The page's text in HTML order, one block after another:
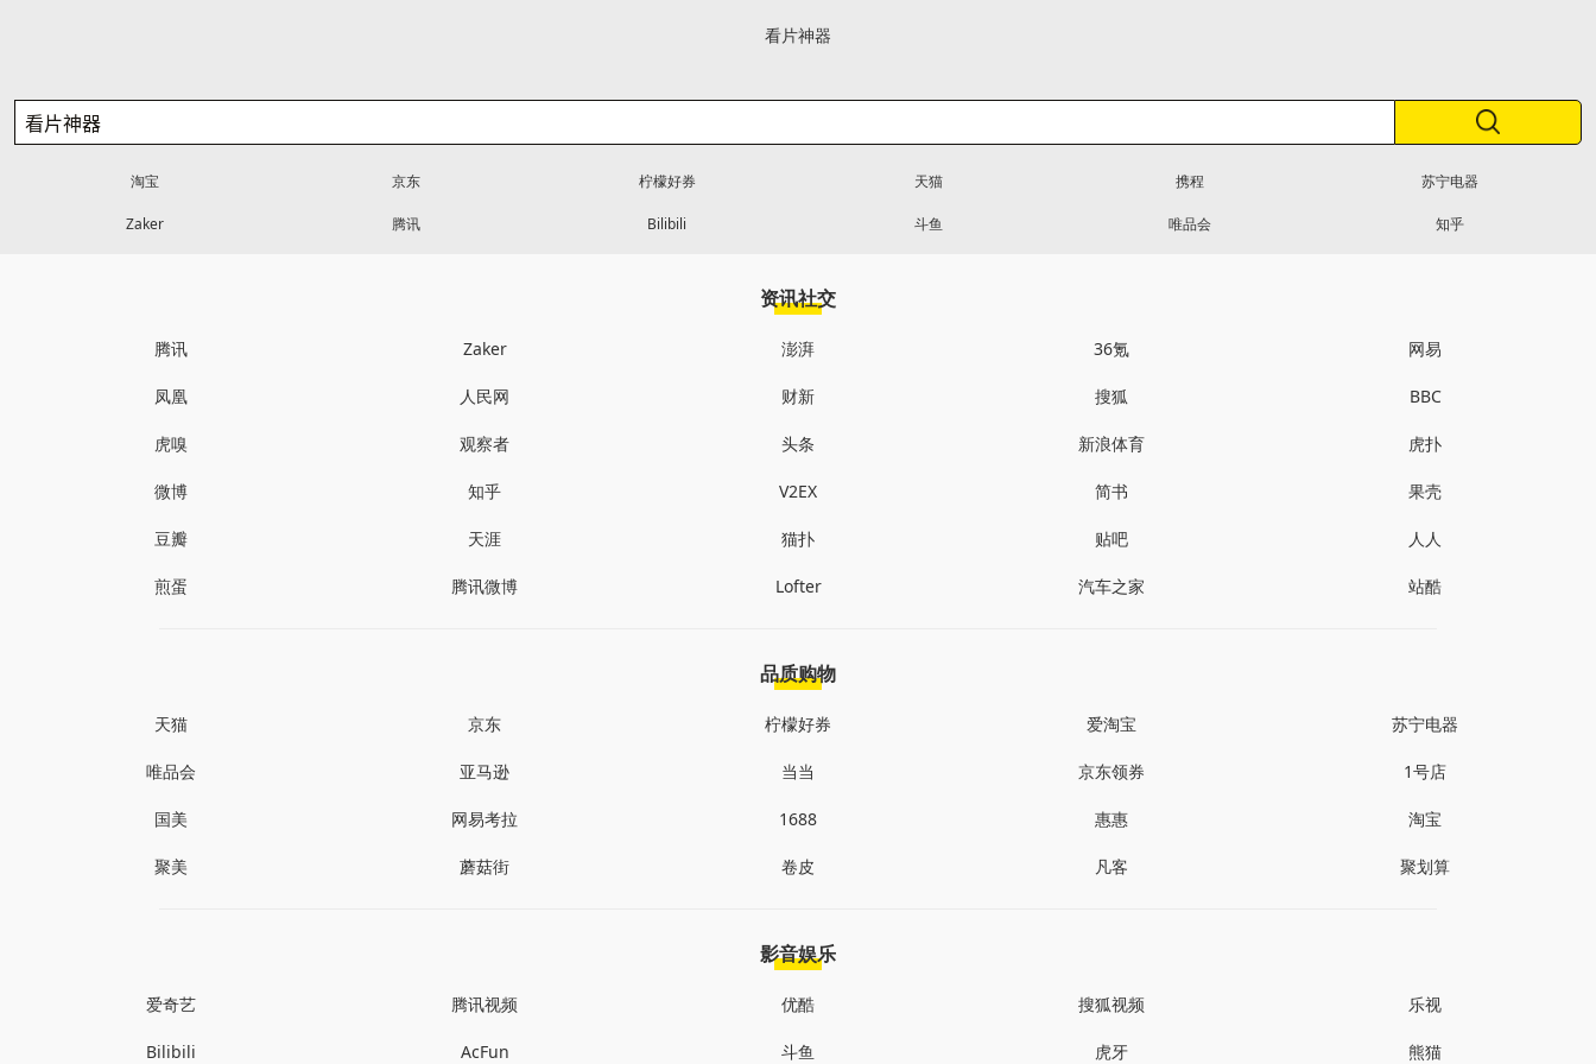
看片神器
淘宝 京东 柠檬好券 天猫 携程 苏宁电器
Zaker 腾讯 Bilibili 斗鱼 唯品会 知乎
资讯社交
腾讯 Zaker 澎湃 36氪 网易
凤凰 人民网 财新 搜狐 BBC
虎嗅 观察者 头条 新浪体育 虎扑
微博 知乎 V2EX 简书 果壳
豆瓣 天涯 猫扑 贴吧 人人
煎蛋 腾讯微博 Lofter 汽车之家 站酷
品质购物
天猫 京东 柠檬好券 爱淘宝 苏宁电器
唯品会 亚马逊 当当 京东领券 1号店
国美 网易考拉 1688 惠惠 淘宝
聚美 蘑菇街 卷皮 凡客 聚划算
影音娱乐
爱奇艺 腾讯视频 优酷 搜狐视频 乐视
Bilibili AcFun 斗鱼 虎牙 熊猫